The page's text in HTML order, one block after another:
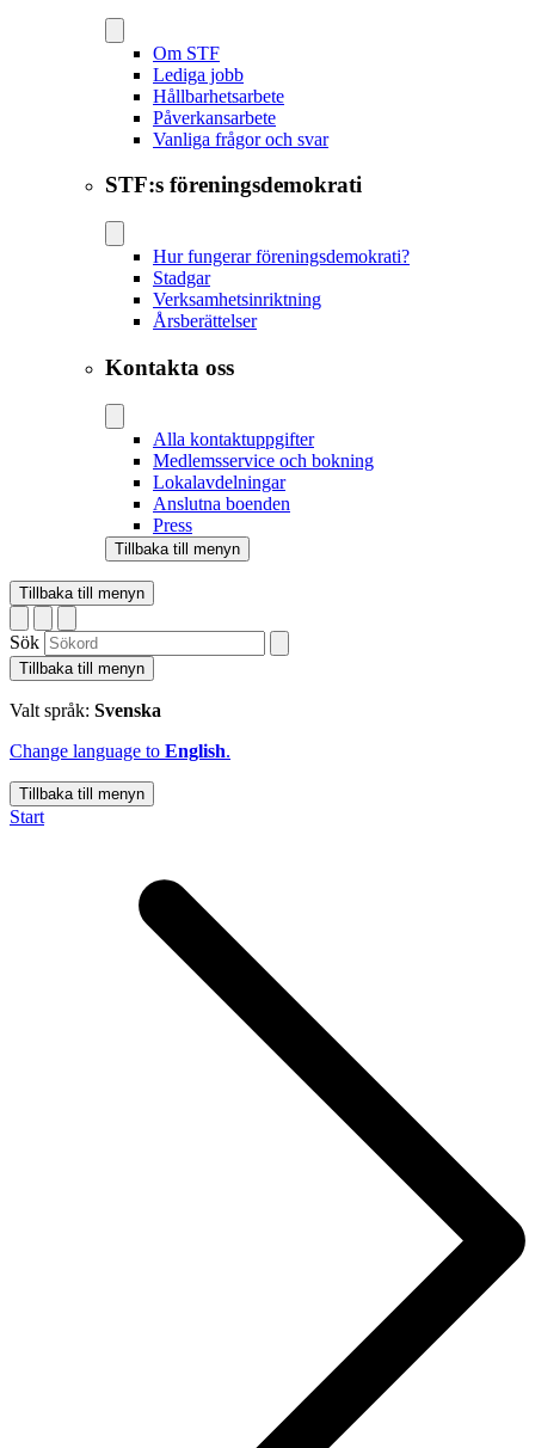
Om STF
Lediga jobb
Hållbarhetsarbete
Påverkansarbete
Vanliga frågor och svar
STF:s föreningsdemokrati
Hur fungerar föreningsdemokrati?
Stadgar
Verksamhetsinriktning
Årsberättelser
Kontakta oss
Alla kontaktuppgifter
Medlemsservice och bokning
Lokalavdelningar
Anslutna boenden
Press
Tillbaka till menyn
Tillbaka till menyn
Sök
Tillbaka till menyn
Valt språk: Svenska
Change language to English.
Tillbaka till menyn
Start